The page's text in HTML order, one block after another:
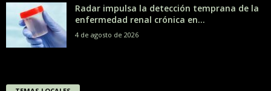
Radar impulsa la detección temprana de la
enfermedad renal crónica en...
4 de agosto de 2026